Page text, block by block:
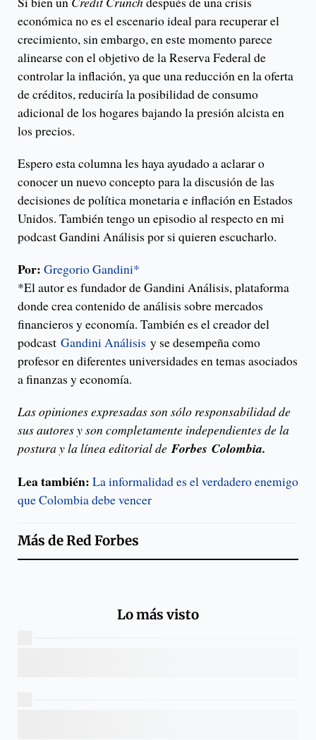
económica no es el escenario ideal para recuperar el
crecimiento, sin embargo, en este momento parece
alinearse con el objetivo de la Reserva Federal de
controlar la inflación, ya que una reducción en la oferta
de créditos, reduciría la posibilidad de consumo
adicional de los hogares bajando la presión alcista en
los precios.
Espero esta columna les haya ayudado a aclarar o
conocer un nuevo concepto para la discusión de las
decisiones de política monetaria e inflación en Estados
Unidos. También tengo un episodio al respecto en mi
podcast Gandini Análisis por si quieren escucharlo.
Por: Gregorio Gandini*
*El autor es fundador de Gandini Análisis, plataforma
donde crea contenido de análisis sobre mercados
financieros y economía. También es el creador del
podcast Gandini Análisis y se desempeña como
profesor en diferentes universidades en temas asociados
a finanzas y economía.
Las opiniones expresadas son sólo responsabilidad de
sus autores y son completamente independientes de la
postura y la línea editorial deForbes Colombia.
Lea también: La informalidad es el verdadero enemigo
que Colombia debe vencer
Más deRed Forbes
Lo más visto